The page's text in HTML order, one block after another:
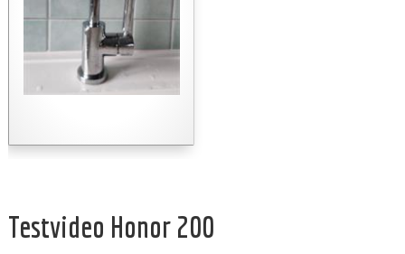
Testvideo Honor 200